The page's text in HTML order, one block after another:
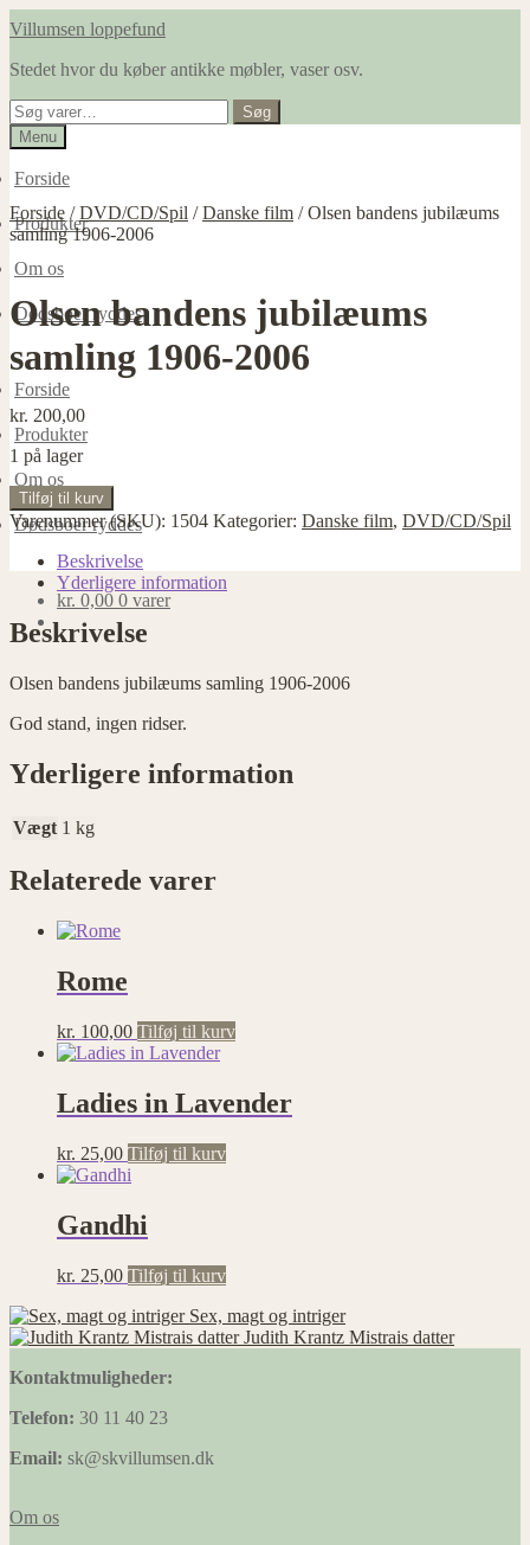
Spring
navigation
Spring
indhold
Villumsen loppefund
Stedet hvor du køber antikke møbler, vaser osv.
Søg
efter:
Søg
Menu
Forside
Produkter
Om os
Dødsboer ryddes
Forside
Produkter
Om os
Dødsboer ryddes
kr. 0,00 0 varer
Forside /DVD/CD/Spil /Danske film /Olsen bandens jubilæums
samling 1906-2006
Olsen bandens jubilæums
samling 1906-2006
kr. 200,00
1 på lager
Olsen
bandens
jubilæums
samling
1906-
2006
antal
Tilføj til kurv
Varenummer (SKU): 1504 Kategorier: Danske film, DVD/CD/Spil
Beskrivelse
Yderligere information
Beskrivelse
Olsen bandens jubilæums samling 1906-2006
God stand, ingen ridser.
Yderligere information
Vægt 1 kg
Relaterede varer
Rome
kr. 100,00 Tilføj til kurv
Ladies in Lavender
kr. 25,00 Tilføj til kurv
Gandhi
kr. 25,00 Tilføj til kurv
Sex, magt og intriger
Judith Krantz Mistrais datter
Kontaktmuligheder:
Telefon: 30 11 40 23
Email: sk@skvillumsen.dk
Om os